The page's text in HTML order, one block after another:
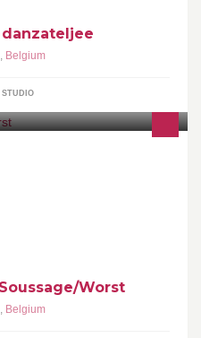
, Belgium
STUDIO
Worst
, Belgium